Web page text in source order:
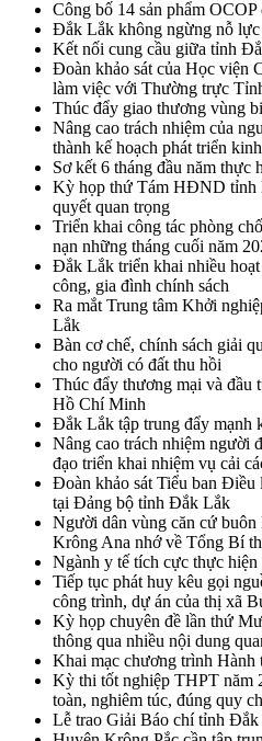
Công bố 14 sản phẩm OCOP
Đắk Lắk không ngừng nỗ
Kết nối cung cầu giữa tỉnh
Đoàn khảo sát của Học viện
làm việc với Thường trực
Thúc đẩy giao thương vùng
Nâng cao trách nhiệm của
thành kế hoạch phát triển
Sơ kết 6 tháng đầu năm thực
Kỳ họp thứ Tám HĐND tỉnh
quyết quan trọng
Triển khai công tác phòng
nạn những tháng cuối năm
Đắk Lắk triển khai nhiều
công, gia đình chính sách
Ra mắt Trung tâm Khởi
Lắk
Bàn cơ chế, chính sách giải
cho người có đất thu hồi
Thúc đẩy thương mại và
Hồ Chí Minh
Đắk Lắk tập trung đẩy mạnh
Nâng cao trách nhiệm người
đạo triển khai nhiệm vụ cải
Đoàn khảo sát Tiểu ban
tại Đảng bộ tỉnh Đắk Lắk
Người dân vùng căn cứ
Krông Ana nhớ về Tổng Bí
Ngành y tế tích cực thực hiện
Tiếp tục phát huy kêu gọi
công trình, dự án của thị xã
Kỳ họp chuyên đề lần thứ
thông qua nhiều nội dung
Khai mạc chương trình Hành
Kỳ thi tốt nghiệp THPT năm
toàn, nghiêm túc, đúng quy
Lễ trao Giải Báo chí tỉnh